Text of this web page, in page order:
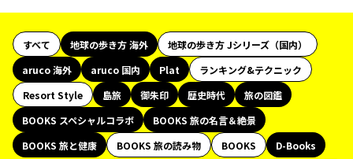
すべて 地球の歩き方 海外
地球の歩き方 Jシリーズ（国内）
aruco 海外
aruco 国内 Plat
ランキング&テクニック
Resort Style
島旅 御朱印 歴史時代
旅の図鑑
BOOKS スペシャルコラボ
BOOKS 旅の名言＆絶景
BOOKS 旅と健康
BOOKS 旅の読み物 BOOKS
D-Books